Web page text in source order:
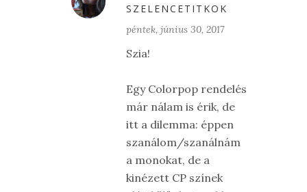
SZELENCETITKOK
péntek, június 30, 2017
Szia!
Egy Colorpop rendelés
már nálam is érik, de
itt a dilemma: éppen
szanálom/szanálnám
a monokat, de a
kinézett CP színek